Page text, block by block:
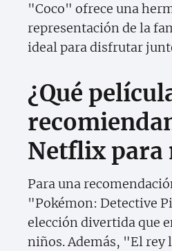
"Coco" ofrece una
representación de la
ideal para disfrutar
¿Qué
Netflix para
Para una
"Pokémon: Detective
elección divertida que
niños. Además, "El rey